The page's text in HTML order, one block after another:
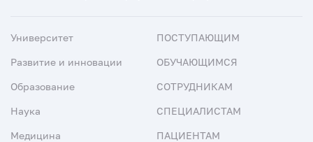
Университет
Развитие и инновации
Образование
Наука
Медицина
ПОСТУПАЮЩИМ
ОБУЧАЮЩИМСЯ
СОТРУДНИКАМ
СПЕЦИАЛИСТАМ
ПАЦИЕНТАМ